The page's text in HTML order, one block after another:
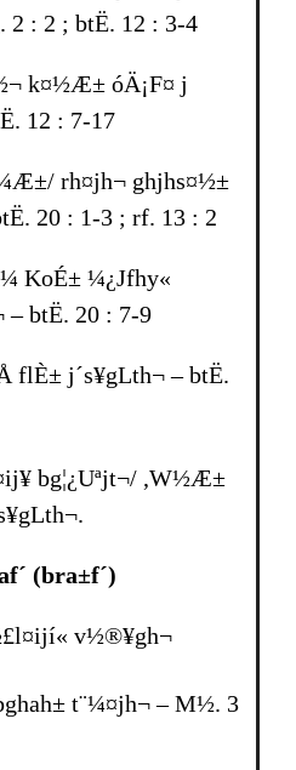
2 : 2 ; btË. 12 : 3-4
k¤½Æ± óÄ¡F¤ j
12 : 7-17
rh¤jh¬ ghjhs¤½±
20 : 1-3 ; rf. 13 : 2
KoÉ± ¼¿Jfhy«
– btË. 20 : 7-9
flÈ± j´s¥gLth¬ – btË.
bg¦¿Uªjt¬/ ,W½Æ±
(bra±f´)
v½®¥gh¬
t¨¼¤jh¬ – M½. 3